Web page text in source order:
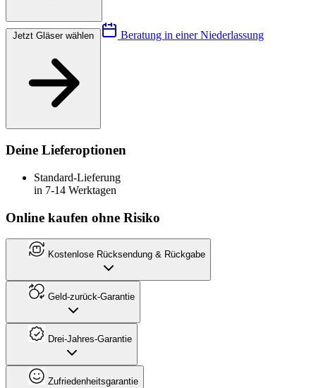
Beratung in einer Niederlassung
Deine Lieferoptionen
Standard-Lieferung
in 7-14 Werktagen
Online kaufen ohne Risiko
Kostenlose Rücksendung & Rückgabe
Geld-zurück-Garantie
Drei-Jahres-Garantie
Zufriedenheitsgarantie